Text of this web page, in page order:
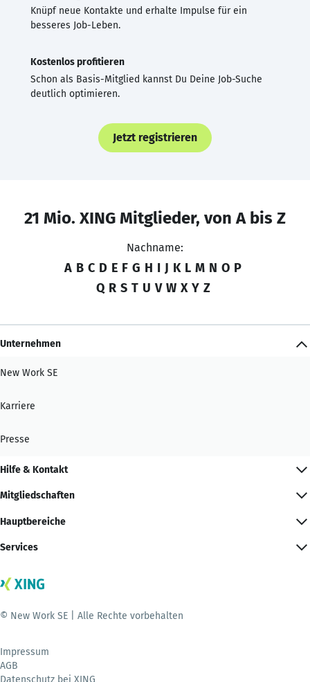
Knüpf neue Kontakte und erhalte Impulse für ein
besseres Job-Leben.
Kostenlos profitieren
Schon als Basis-Mitglied kannst Du Deine Job-Suche
deutlich optimieren.
Jetzt registrieren
21 Mio. XING Mitglieder, von A bis Z
Nachname:
A B C D E F G H I J K L M N O P
Q R S T U V W X Y Z
Unternehmen
New Work SE
Karriere
Presse
Hilfe & Kontakt
Mitgliedschaften
Hauptbereiche
Services
© New Work SE | Alle Rechte vorbehalten
Impressum
AGB
Datenschutz bei XING